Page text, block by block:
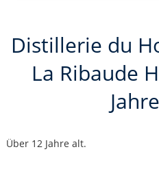
Distillerie du
La Ribaude
Über 12 Jahre alt.